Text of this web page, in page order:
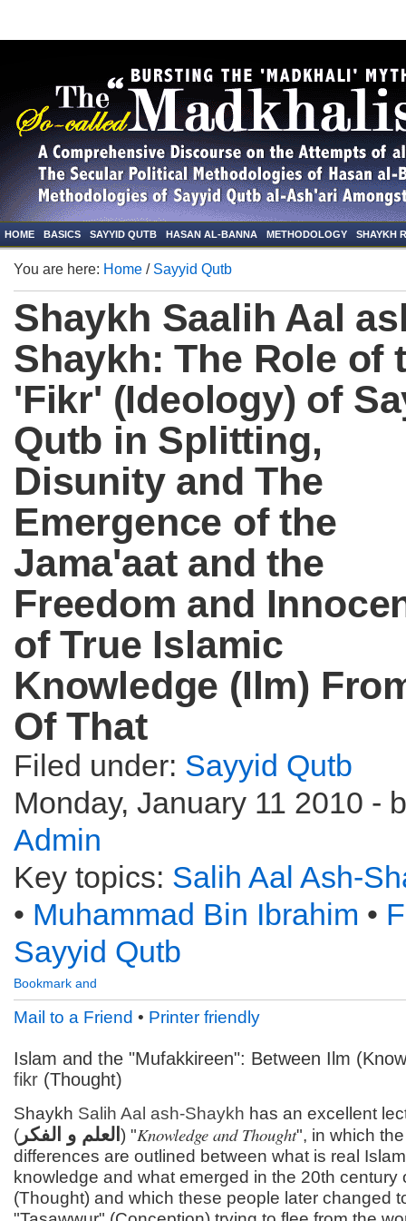
HOME BASICS SAYYID QUTB HASAN AL-BANNA METHODOLOGY SHAYKH
You are here: Home / Sayyid Qutb
Shaykh Saalih Aal
Shaykh: The Role of
'Fikr' (Ideology) of
Qutb in Splitting,
Disunity and The
Emergence of the
Jama'aat and the
Freedom and
of True Islamic
Knowledge (Ilm)
Of That
Filed under: Sayyid Qutb
Monday, January 11 2010 -
Admin
Key topics: Salih Aal Ash-
• Muhammad Bin Ibrahim •
Sayyid Qutb
Mail to a Friend • Printer friendly
Islam and the "Mufakkireen": Between Ilm
fikr (Thought)
Shaykh Salih Aal ash-Shaykh has an excellent
( العلم و الفكر ) "Knowledge and Thought", in which
differences are outlined between what is real
knowledge and what emerged in the 20th century
(Thought) and which these people later changed